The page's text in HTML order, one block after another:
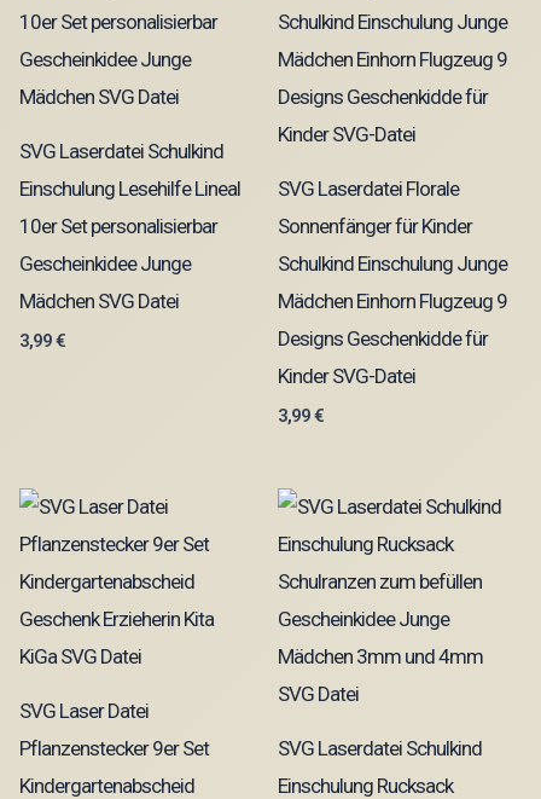
SVG Laserdatei Schulkind
Einschulung Lesehilfe Lineal
10er Set personalisierbar
Gescheinkidee Junge
Mädchen SVG Datei
3,99€
SVG Laserdatei Florale
Sonnenfänger für Kinder
Schulkind Einschulung Junge
Mädchen Einhorn Flugzeug 9
Designs Geschenkidde für
Kinder SVG-Datei
3,99€
SVG Laser Datei
Pflanzenstecker 9er Set
Kindergartenabscheid
SVG Laserdatei Schulkind
Einschulung Rucksack